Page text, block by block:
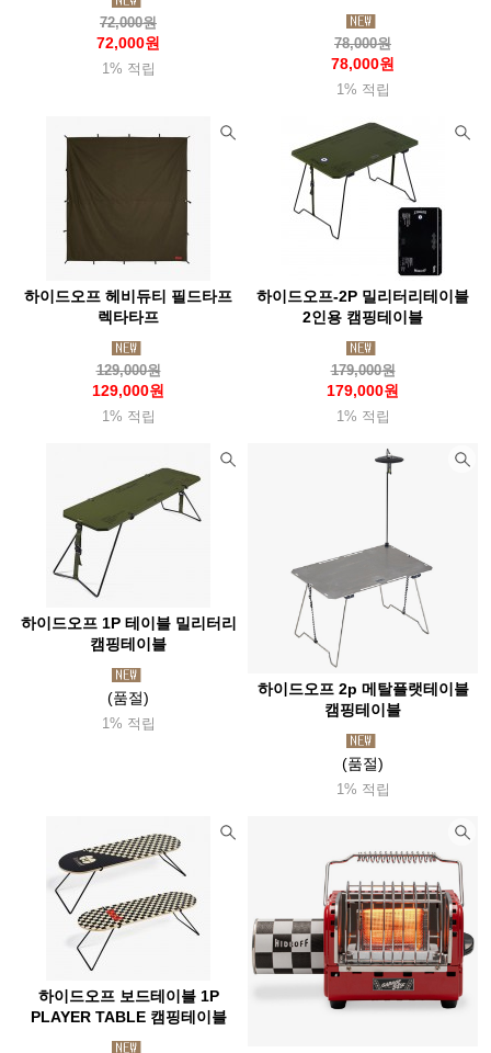
72,000원
72,000원
1% 적립
78,000원
78,000원
1% 적립
하이드오프 헤비듀티 필드타프
렉타타프
129,000원
129,000원
1% 적립
하이드오프-2P 밀리터리테이블
2인용 캠핑테이블
179,000원
179,000원
1% 적립
하이드오프 1P 테이블 밀리터리
캠핑테이블
(품절)
1% 적립
하이드오프 2p 메탈플랫테이블
캠핑테이블
(품절)
1% 적립
하이드오프 보드테이블 1P
PLAYER TABLE 캠핑테이블